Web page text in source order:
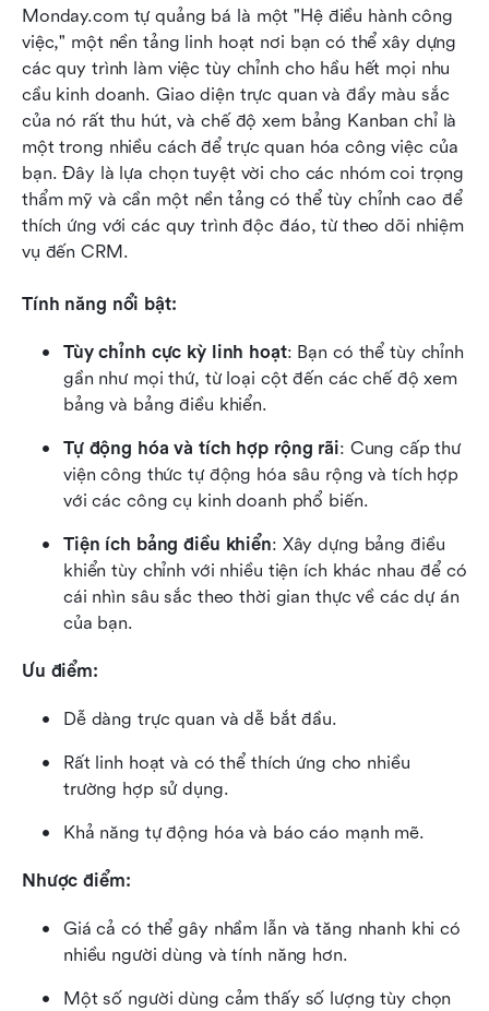
Monday.com tự quảng bá là một "Hệ điều hành công
việc," một nền tảng linh hoạt nơi bạn có thể xây dựng
các quy trình làm việc tùy chỉnh cho hầu hết mọi nhu
cầu kinh doanh. Giao diện trực quan và đầy màu sắc
của nó rất thu hút, và chế độ xem bảng Kanban chỉ là
một trong nhiều cách để trực quan hóa công việc của
bạn. Đây là lựa chọn tuyệt vời cho các nhóm coi trọng
thẩm mỹ và cần một nền tảng có thể tùy chỉnh cao để
thích ứng với các quy trình độc đáo, từ theo dõi nhiệm
vụ đến CRM.
Tính năng nổi bật:
Tùy chỉnh cực kỳ linh hoạt: Bạn có thể tùy chỉnh
gần như mọi thứ, từ loại cột đến các chế độ xem
bảng và bảng điều khiển.
Tự động hóa và tích hợp rộng rãi: Cung cấp thư
viện công thức tự động hóa sâu rộng và tích hợp
với các công cụ kinh doanh phổ biến.
Tiện ích bảng điều khiển: Xây dựng bảng điều
khiển tùy chỉnh với nhiều tiện ích khác nhau để có
cái nhìn sâu sắc theo thời gian thực về các dự án
của bạn.
Ưu điểm:
Dễ dàng trực quan và dễ bắt đầu.
Rất linh hoạt và có thể thích ứng cho nhiều
trường hợp sử dụng.
Khả năng tự động hóa và báo cáo mạnh mẽ.
Nhược điểm:
Giá cả có thể gây nhầm lẫn và tăng nhanh khi có
nhiều người dùng và tính năng hơn.
Một số người dùng cảm thấy số lượng tùy chọn